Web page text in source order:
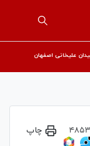
علیخانی اصفهان
چاپ